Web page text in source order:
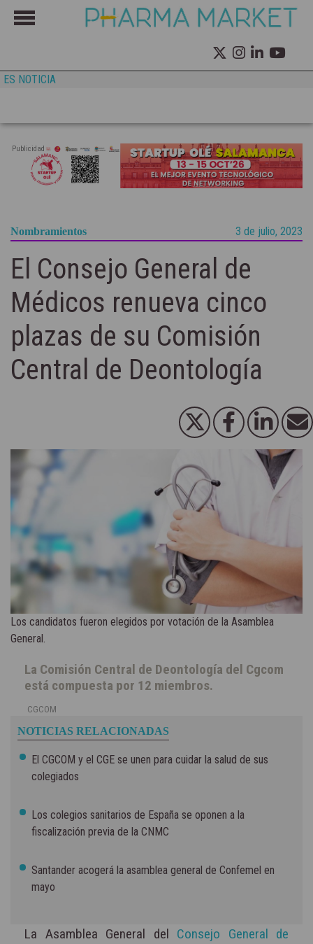
ES NOTICIA
Publicidad
Nombramientos 3 de julio, 2023
El Consejo General de
Médicos renueva cinco
plazas de su Comisión
Central de Deontología
Los candidatos fueron elegidos por votación de la Asamblea
General.
La Comisión Central de Deontología del Cgcom
está compuesta por 12 miembros.
CGCOM
NOTICIAS RELACIONADAS
El CGCOM y el CGE se unen para cuidar la salud de sus
colegiados
Los colegios sanitarios de España se oponen a la
fiscalización previa de la CNMC
Santander acogerá la asamblea general de Confemel en
mayo
La Asamblea General del Consejo General de